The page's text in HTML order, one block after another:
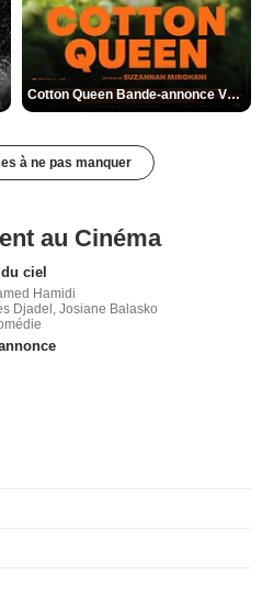
Cotton Queen Bande-annonce VO STFR
à ne pas manquer
au Cinéma
ciel
Hamidi
Djadel, Josiane Balasko